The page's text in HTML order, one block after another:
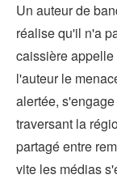
Un auteur de
réalise qu'il n'a
caissière
l'auteur le
alertée,
traversant la
partagé entre
vite les médias